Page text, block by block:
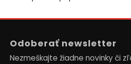
Odoberať newsletter
Nezmeškajte žiadne novinky či